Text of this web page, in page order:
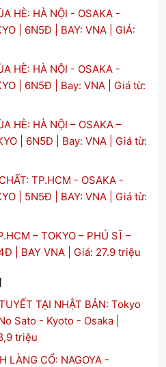
HÈ: HÀ NỘI - OSAKA -
| 6N5Đ | BAY: VNA | GIÁ:
HÈ: HÀ NỘI - OSAKA -
| 6N5Đ | Bay: VNA | Giá từ:
HÈ: HÀ NỘI – OSAKA –
| 6N5Đ | Bay: VNA | Giá từ:
TP.HCM - OSAKA -
| 5N5Đ | BAY: VNA | Giá từ:
– TOKYO – PHÚ SĨ –
| BAY VNA | Giá: 27.9 triệu
TẠI NHẬT BẢN: Tokyo
Sato - Kyoto - Osaka |
triệu
LÀNG CỔ: NAGOYA -